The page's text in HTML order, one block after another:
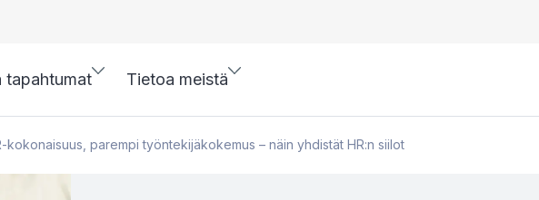
tapahtumat Tietoa meistä
kokonaisuus, parempi työntekijäkokemus – näin yhdistät HR:n siilot